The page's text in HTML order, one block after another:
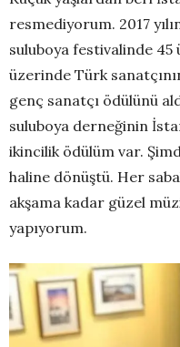
resmediyorum. 2017
suluboya festivalinde 45
üzerinde Türk
genç sanatçı ödülünü
suluboya derneğinin
ikincilik ödülüm var.
haline dönüştü. Her
akşama kadar güzel
yapıyorum.